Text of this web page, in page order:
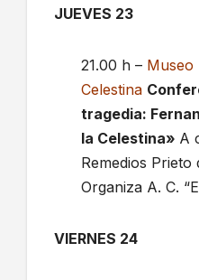
JUEVES 23
21.00 h – Museo
Celestina
tragedia:
la Celestina» A
Remedios Prieto
Organiza A. C.
VIERNES 24